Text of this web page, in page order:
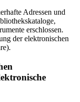
Adressen und
erschlossen.
der elektronischen